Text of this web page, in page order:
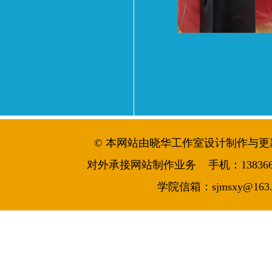
© 本网站由晓华工作室设计制作与更
对外承接网站制作业务 手机：
学院信箱：